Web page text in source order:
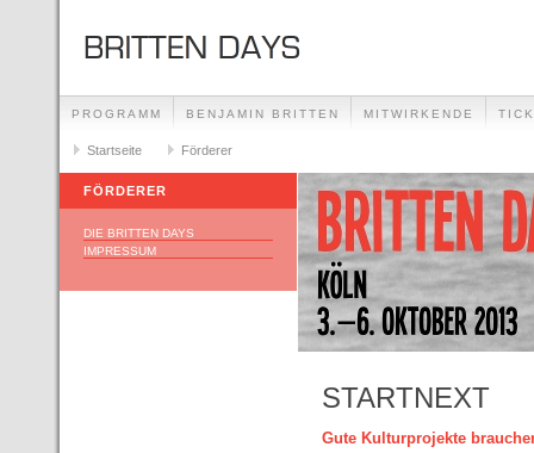
PROGRAMM BENJAMIN BRITTEN MITWIRKENDE
Startseite Förderer
FÖRDERER
DIE BRITTEN DAYS
IMPRESSUM
STARTNEXT
Gute Kulturprojekte